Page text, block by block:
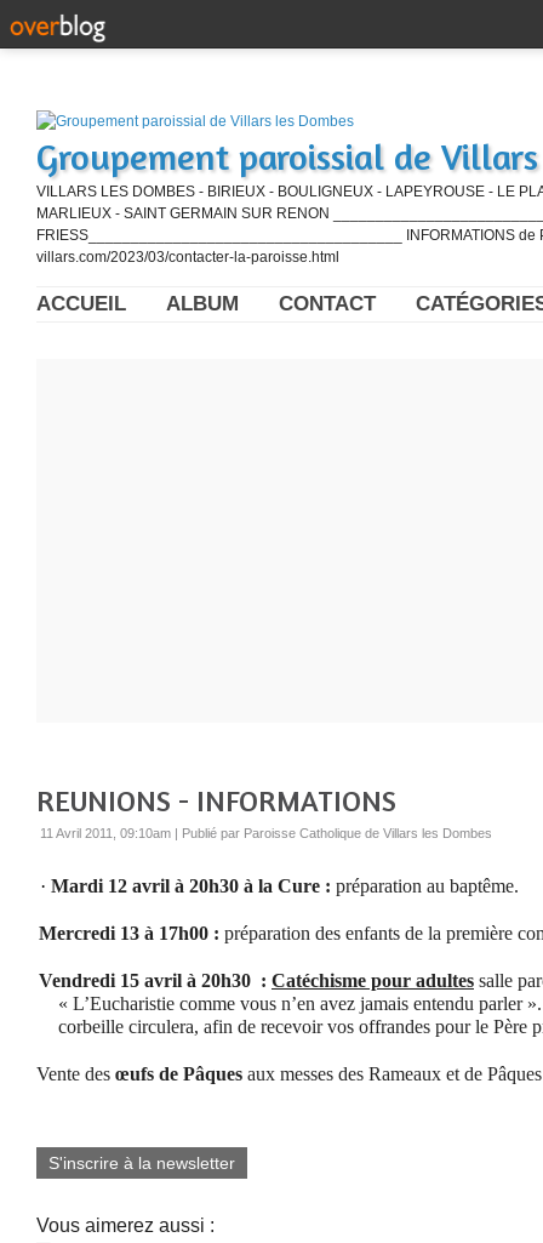
Groupement paroissial de
VILLARS LES DOMBES - BIRIEUX - BOULIGNEUX - LAPEYROUSE - LE
MARLIEUX - SAINT GERMAIN SUR RENON
FRIESS_____________________________________ INFORMATIONS de
villars.com/2023/03/contacter-la-paroisse.html
ACCUEIL ALBUM CONTACT
REUNIONS - INFORMATIONS
11 Avril 2011, 09:10am | Publié par Paroisse Catholique de Villars les Dombes
· Mardi 12 avril à 20h30 à la Cure : préparation au baptême.
Mercredi 13 à 17h00 : préparation des enfants de la première
Vendredi 15 avril à 20h30 : Catéchisme pour adultes salle
« L’Eucharistie comme vous n’en avez jamais entendu parler
corbeille circulera, afin de recevoir vos offrandes pour le Père
Vente des œufs de Pâques aux messes des Rameaux et de
S'inscrire à la newsletter
Vous aimerez aussi :